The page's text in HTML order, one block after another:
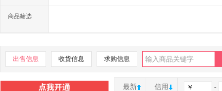
商品筛选
出售信息 收货信息 求购信息
最新 信用 -